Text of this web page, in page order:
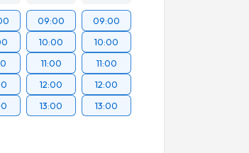
09:00
10:00
11:00
12:00
13:00
09:00
10:00
11:00
12:00
13:00